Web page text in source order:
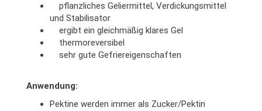
pflanzliches Geliermittel, Verdickungsmittel
und Stabilisator
ergibt ein gleichmäßig klares Gel
thermoreversibel
sehr gute Gefriereigenschaften
Anwendung:
Pektine werden immer als Zucker/Pektin